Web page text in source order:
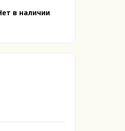
в наличии